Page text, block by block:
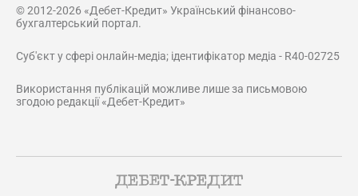
© 2012-2026 «Дебет-Кредит» Український фінансово-
бухгалтерський портал.
Суб'єкт у сфері онлайн-медіа; ідентифікатор медіа - R40-02725
Використання публікацій можливе лише за письмовою
згодою редакції «Дебет-Кредит»